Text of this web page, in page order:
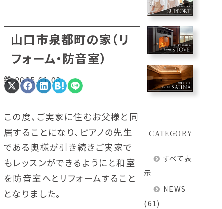
山口市泉都町の家（リ
フォーム・防音室）
2025.01.08
Share
(Twitter)
ShareShare
on
Share
on
Share
on
この度、ご実家に住むお父様と同
居することになり、ピアノの先生
である奥様が引き続きご実家で
もレッスンができるようにと和室
を防音室へとリフォームすること
となりました。
CATEGORY
すべて表
示
NEWS
(61)